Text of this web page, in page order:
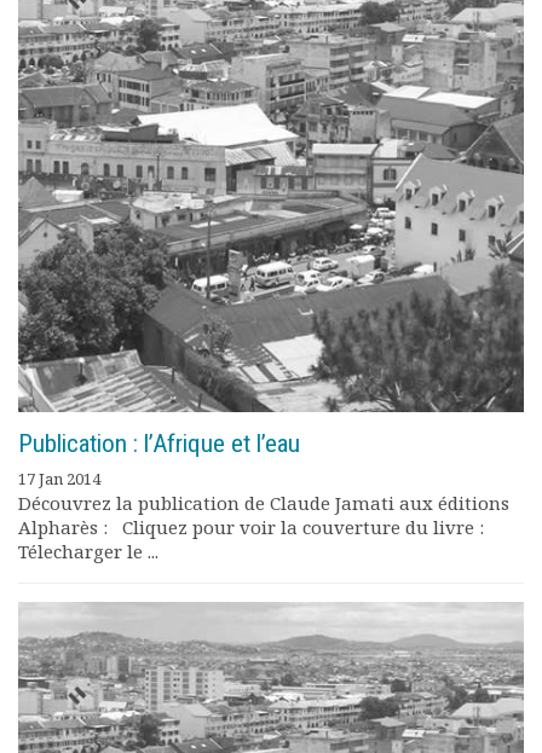
Publication : l’Afrique et l’eau
17 Jan 2014
Découvrez la publication de Claude Jamati aux éditions
Alpharès : Cliquez pour voir la couverture du livre :
Télecharger le ...